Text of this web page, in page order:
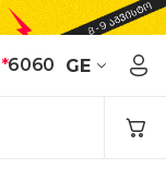
*6060 GE